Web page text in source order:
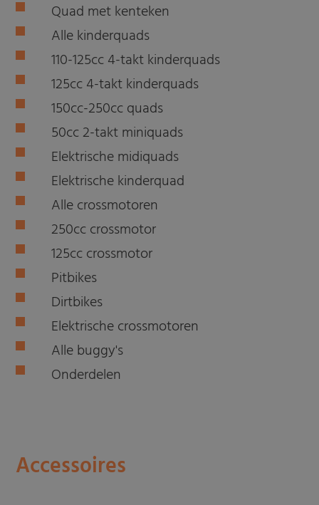
Quad met kenteken
Alle kinderquads
110-125cc 4-takt kinderquads
125cc 4-takt kinderquads
150cc-250cc quads
50cc 2-takt miniquads
Elektrische midiquads
Elektrische kinderquad
Alle crossmotoren
250cc crossmotor
125cc crossmotor
Pitbikes
Dirtbikes
Elektrische crossmotoren
Alle buggy's
Onderdelen
Accessoires